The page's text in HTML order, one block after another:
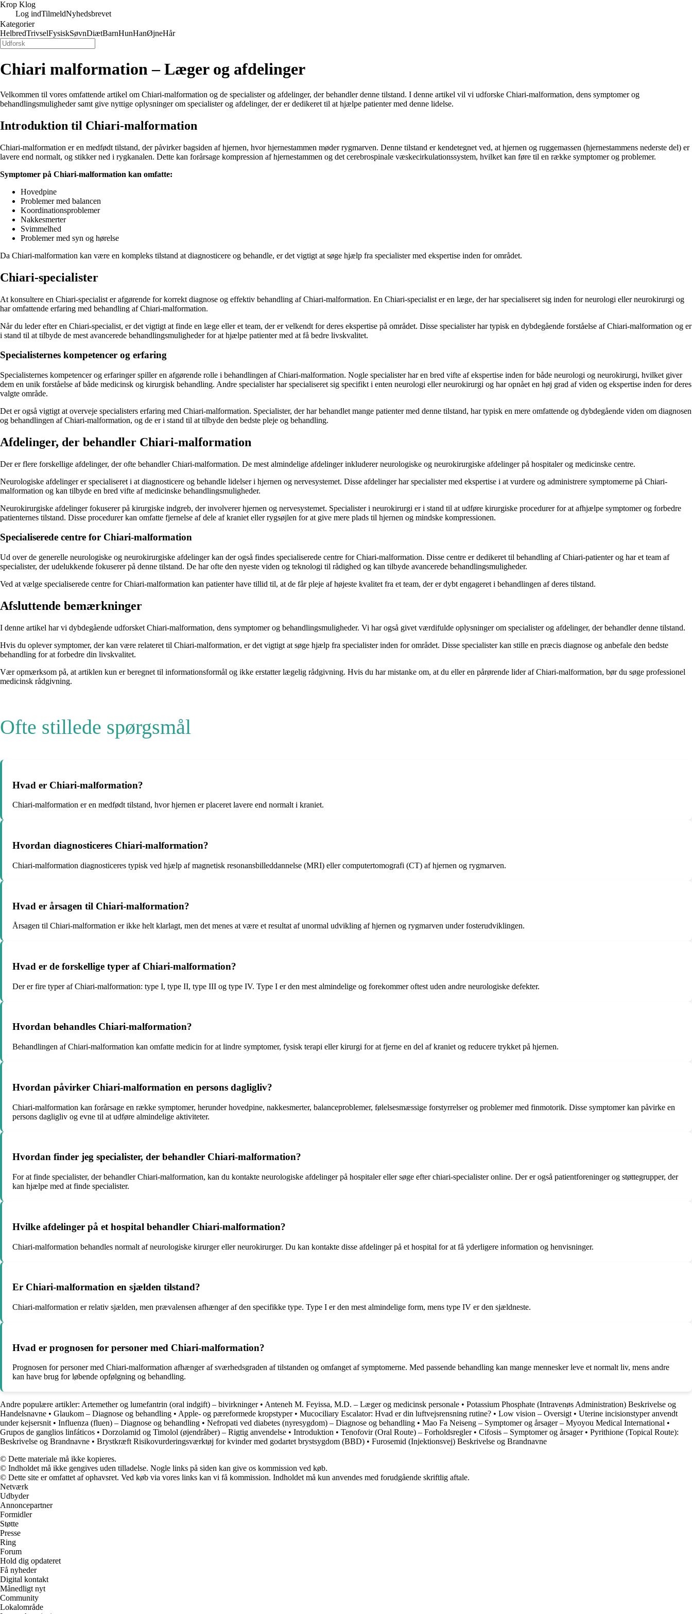
Krop Klog
Log indTilmeldNyhedsbrevet
Kategorier
HelbredTrivselFysiskSøvnDiætBarnHunHanØjneHår
Chiari malformation – Læger og afdelinger
Velkommen til vores omfattende artikel om Chiari-malformation og de specialister og afdelinger, der behandler denne tilstand. I denne artikel vil vi udforske Chiari-malformation, dens symptomer og
behandlingsmuligheder samt give nyttige oplysninger om specialister og afdelinger, der er dedikeret til at hjælpe patienter med denne lidelse.
Introduktion til Chiari-malformation
Chiari-malformation er en medfødt tilstand, der påvirker bagsiden af hjernen, hvor hjernestammen møder rygmarven. Denne tilstand er kendetegnet ved, at hjernen og ruggemassen (hjernestammens nederste del) er
lavere end normalt, og stikker ned i rygkanalen. Dette kan forårsage kompression af hjernestammen og det cerebrospinale væskecirkulationssystem, hvilket kan føre til en række symptomer og problemer.
Symptomer på Chiari-malformation kan omfatte:
Hovedpine
Problemer med balancen
Koordinationsproblemer
Nakkesmerter
Svimmelhed
Problemer med syn og hørelse
Da Chiari-malformation kan være en kompleks tilstand at diagnosticere og behandle, er det vigtigt at søge hjælp fra specialister med ekspertise inden for området.
Chiari-specialister
At konsultere en Chiari-specialist er afgørende for korrekt diagnose og effektiv behandling af Chiari-malformation. En Chiari-specialist er en læge, der har specialiseret sig inden for neurologi eller neurokirurgi og
har omfattende erfaring med behandling af Chiari-malformation.
Når du leder efter en Chiari-specialist, er det vigtigt at finde en læge eller et team, der er velkendt for deres ekspertise på området. Disse specialister har typisk en dybdegående forståelse af Chiari-malformation og er
i stand til at tilbyde de mest avancerede behandlingsmuligheder for at hjælpe patienter med at få bedre livskvalitet.
Specialisternes kompetencer og erfaring
Specialisternes kompetencer og erfaringer spiller en afgørende rolle i behandlingen af Chiari-malformation. Nogle specialister har en bred vifte af ekspertise inden for både neurologi og neurokirurgi, hvilket giver
dem en unik forståelse af både medicinsk og kirurgisk behandling. Andre specialister har specialiseret sig specifikt i enten neurologi eller neurokirurgi og har opnået en høj grad af viden og ekspertise inden for deres
valgte område.
Det er også vigtigt at overveje specialisters erfaring med Chiari-malformation. Specialister, der har behandlet mange patienter med denne tilstand, har typisk en mere omfattende og dybdegående viden om diagnosen
og behandlingen af Chiari-malformation, og de er i stand til at tilbyde den bedste pleje og behandling.
Afdelinger, der behandler Chiari-malformation
Der er flere forskellige afdelinger, der ofte behandler Chiari-malformation. De mest almindelige afdelinger inkluderer neurologiske og neurokirurgiske afdelinger på hospitaler og medicinske centre.
Neurologiske afdelinger er specialiseret i at diagnosticere og behandle lidelser i hjernen og nervesystemet. Disse afdelinger har specialister med ekspertise i at vurdere og administrere symptomerne på Chiari-
malformation og kan tilbyde en bred vifte af medicinske behandlingsmuligheder.
Neurokirurgiske afdelinger fokuserer på kirurgiske indgreb, der involverer hjernen og nervesystemet. Specialister i neurokirurgi er i stand til at udføre kirurgiske procedurer for at afhjælpe symptomer og forbedre
patienternes tilstand. Disse procedurer kan omfatte fjernelse af dele af kraniet eller rygsøjlen for at give mere plads til hjernen og mindske kompressionen.
Specialiserede centre for Chiari-malformation
Ud over de generelle neurologiske og neurokirurgiske afdelinger kan der også findes specialiserede centre for Chiari-malformation. Disse centre er dedikeret til behandling af Chiari-patienter og har et team af
specialister, der udelukkende fokuserer på denne tilstand. De har ofte den nyeste viden og teknologi til rådighed og kan tilbyde avancerede behandlingsmuligheder.
Ved at vælge specialiserede centre for Chiari-malformation kan patienter have tillid til, at de får pleje af højeste kvalitet fra et team, der er dybt engageret i behandlingen af deres tilstand.
Afsluttende bemærkninger
I denne artikel har vi dybdegående udforsket Chiari-malformation, dens symptomer og behandlingsmuligheder. Vi har også givet værdifulde oplysninger om specialister og afdelinger, der behandler denne tilstand.
Hvis du oplever symptomer, der kan være relateret til Chiari-malformation, er det vigtigt at søge hjælp fra specialister inden for området. Disse specialister kan stille en præcis diagnose og anbefale den bedste
behandling for at forbedre din livskvalitet.
Vær opmærksom på, at artiklen kun er beregnet til informationsformål og ikke erstatter lægelig rådgivning. Hvis du har mistanke om, at du eller en pårørende lider af Chiari-malformation, bør du søge professionel
medicinsk rådgivning.
Ofte stillede spørgsmål
Hvad er Chiari-malformation?
Chiari-malformation er en medfødt tilstand, hvor hjernen er placeret lavere end normalt i kraniet.
Hvordan diagnosticeres Chiari-malformation?
Chiari-malformation diagnosticeres typisk ved hjælp af magnetisk resonansbilleddannelse (MRI) eller computertomografi (CT) af hjernen og rygmarven.
Hvad er årsagen til Chiari-malformation?
Årsagen til Chiari-malformation er ikke helt klarlagt, men det menes at være et resultat af unormal udvikling af hjernen og rygmarven under fosterudviklingen.
Hvad er de forskellige typer af Chiari-malformation?
Der er fire typer af Chiari-malformation: type I, type II, type III og type IV. Type I er den mest almindelige og forekommer oftest uden andre neurologiske defekter.
Hvordan behandles Chiari-malformation?
Behandlingen af Chiari-malformation kan omfatte medicin for at lindre symptomer, fysisk terapi eller kirurgi for at fjerne en del af kraniet og reducere trykket på hjernen.
Hvordan påvirker Chiari-malformation en persons dagligliv?
Chiari-malformation kan forårsage en række symptomer, herunder hovedpine, nakkesmerter, balanceproblemer, følelsesmæssige forstyrrelser og problemer med finmotorik. Disse symptomer kan påvirke en
persons dagligliv og evne til at udføre almindelige aktiviteter.
Hvordan finder jeg specialister, der behandler Chiari-malformation?
For at finde specialister, der behandler Chiari-malformation, kan du kontakte neurologiske afdelinger på hospitaler eller søge efter chiari-specialister online. Der er også patientforeninger og støttegrupper, der
kan hjælpe med at finde specialister.
Hvilke afdelinger på et hospital behandler Chiari-malformation?
Chiari-malformation behandles normalt af neurologiske kirurger eller neurokirurger. Du kan kontakte disse afdelinger på et hospital for at få yderligere information og henvisninger.
Er Chiari-malformation en sjælden tilstand?
Chiari-malformation er relativ sjælden, men prævalensen afhænger af den specifikke type. Type I er den mest almindelige form, mens type IV er den sjældneste.
Hvad er prognosen for personer med Chiari-malformation?
Prognosen for personer med Chiari-malformation afhænger af sværhedsgraden af tilstanden og omfanget af symptomerne. Med passende behandling kan mange mennesker leve et normalt liv, mens andre
kan have brug for løbende opfølgning og behandling.
Andre populære artikler: Artemether og lumefantrin (oral indgift) – bivirkninger• Anteneh M. Feyissa, M.D. – Læger og medicinsk personale • Potassium Phosphate (Intravenøs Administration) Beskrivelse og
Handelsnavne • Glaukom – Diagnose og behandling • Apple- og pæreformede kropstyper• Mucociliary Escalator: Hvad er din luftvejsrensning rutine? • Low vision – Oversigt • Uterine incisionstyper anvendt
under kejsersnit • Influenza (fluen) – Diagnose og behandling • Nefropati ved diabetes (nyresygdom) – Diagnose og behandling • Mao Fa Neiseng – Symptomer og årsager – Myoyou Medical International •
Grupos de ganglios linfáticos • Dorzolamid og Timolol (øjendråber) – Rigtig anvendelse • Introduktion • Tenofovir (Oral Route) – Forholdsregler• Cifosis – Symptomer og årsager• Pyrithione (Topical Route):
Beskrivelse og Brandnavne • Brystkræft Risikovurderingsværktøj for kvinder med godartet brystsygdom (BBD) • Furosemid (Injektionsvej) Beskrivelse og Brandnavne
© Dette materiale må ikke kopieres.
© Indholdet må ikke gengives uden tilladelse. Nogle links på siden kan give os kommission ved køb.
© Dette site er omfattet af ophavsret. Ved køb via vores links kan vi få kommission. Indholdet må kun anvendes med forudgående skriftlig aftale.
Netværk
Udbyder
Annoncepartner
Formidler
Støtte
Presse
Ring
Forum
Hold dig opdateret
Få nyheder
Digital kontakt
Månedligt nyt
Community
Lokalområde